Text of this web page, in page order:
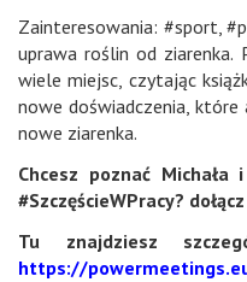
Zainteresowania: #sport,
uprawa roślin od ziarenka.
wiele miejsc, czytając
nowe doświadczenia,
nowe ziarenka.
Chcesz poznać
#SzczęścieWPracy?
Tu znajdziesz
https://